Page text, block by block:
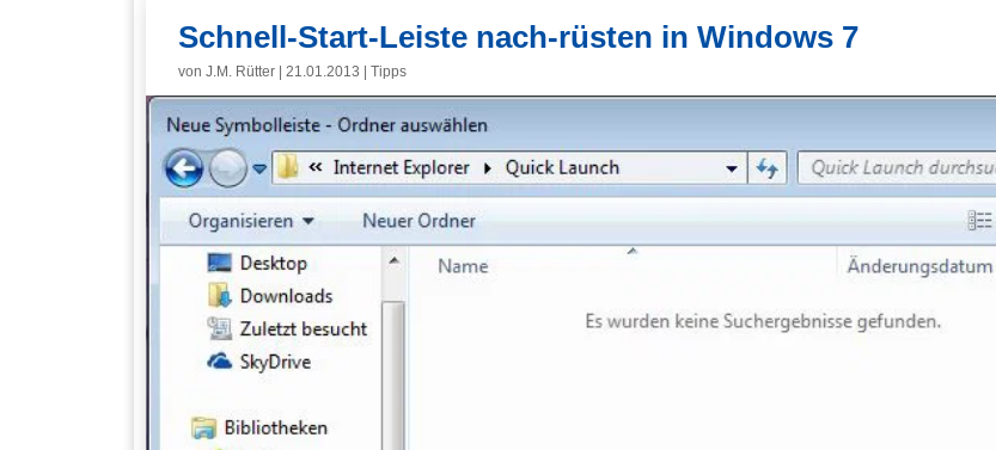
Schnell-Start-Leiste nach-rüsten in Windows 7
von J.M. Rütter 21.01.2013 Tipps